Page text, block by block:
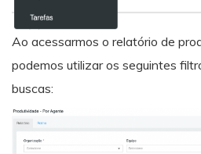
Ao acessarmos o relatório de
podemos utilizar os seguintes
buscas: